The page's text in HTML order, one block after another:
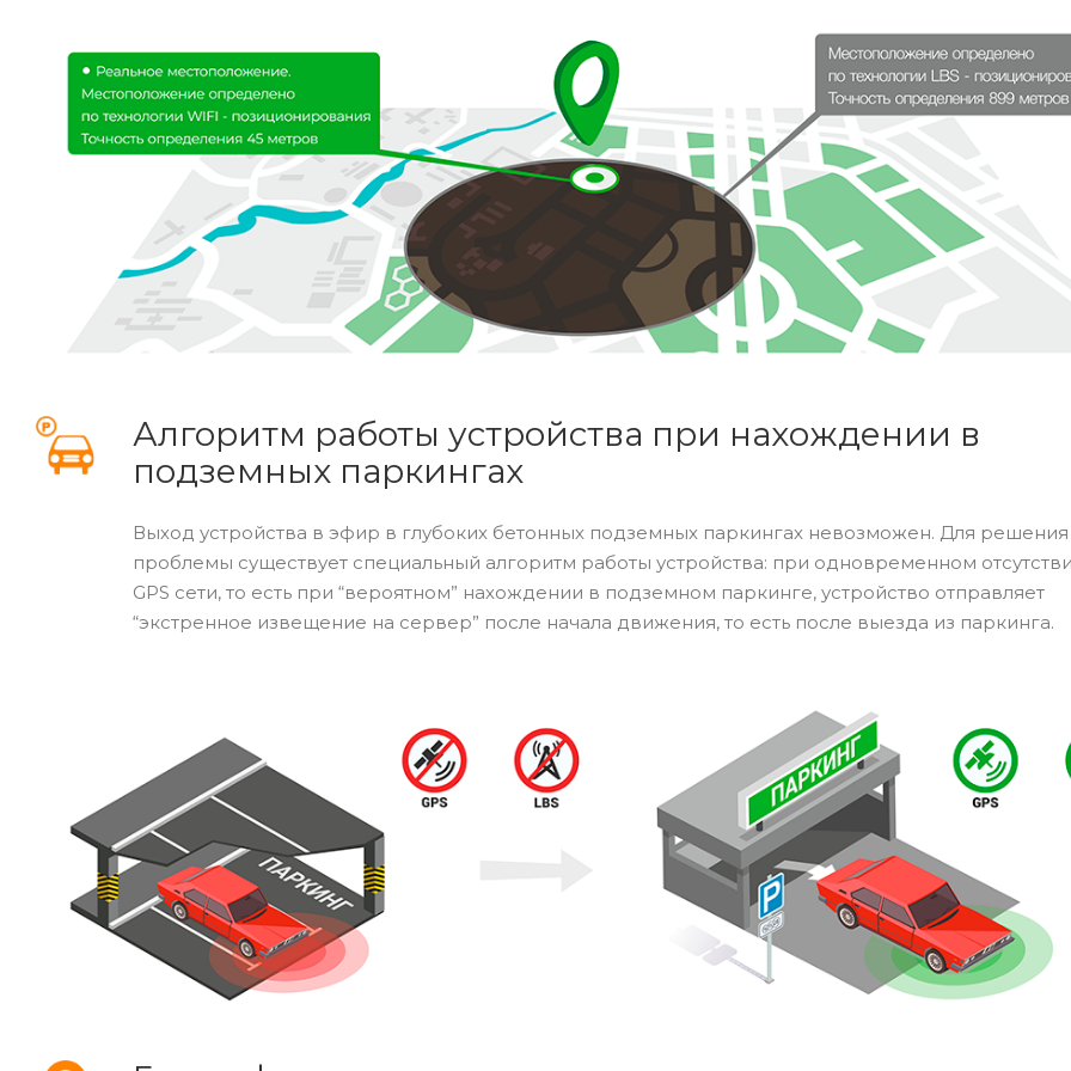
Алгоритм работы устройства при нахождении в
подземных паркингах
Выход устройства в эфир в глубоких бетонных подземных паркингах невозможен. Для решения
проблемы существует специальный алгоритм работы устройства: при одновременном
GPS сети, то есть при “вероятном” нахождении в подземном паркинге, устройство отправляет
“экстренное извещение на сервер” после начала движения, то есть после выезда из паркинга.